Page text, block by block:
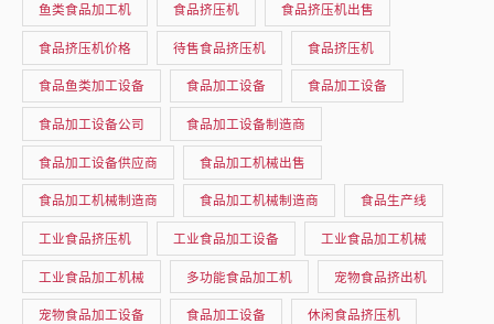
鱼类食品加工机 食品挤压机 食品挤压机出售
食品挤压机价格 待售食品挤压机 食品挤压机
食品鱼类加工设备 食品加工设备 食品加工设备
食品加工设备公司 食品加工设备制造商
食品加工设备供应商 食品加工机械出售
食品加工机械制造商 食品加工机械制造商 食品生产线
工业食品挤压机 工业食品加工设备 工业食品加工机械
工业食品加工机械 多功能食品加工机 宠物食品挤出机
宠物食品加工设备 食品加工设备 休闲食品挤压机